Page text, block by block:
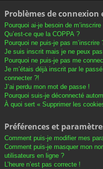
Problèmes de connexion
Pourquoi ai-je besoin de m’inscrire
Qu’est-ce que la COPPA ?
Pourquoi ne puis-je pas m’inscrire
Je suis inscrit mais je ne peux
Pourquoi ne puis-je pas me
Je m’étais déjà inscrit par le
connecter ?!
J’ai perdu mon mot de passe !
Pourquoi suis-je déconnecté
À quoi sert « Supprimer les
Préférences et
Comment puis-je modifier mes
Comment puis-je masquer mon
utilisateurs en ligne ?
L’heure n’est pas correcte !